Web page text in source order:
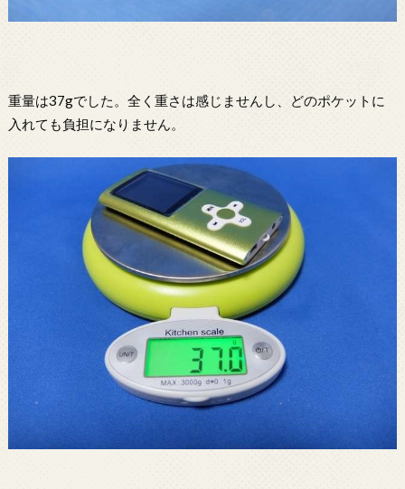
重量は37gでした。全く重さは感じませんし、どのポケットに
入れても負担になりません。